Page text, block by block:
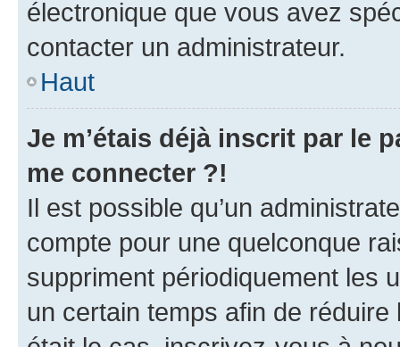
électronique que vous avez
contacter un administrateur.
Haut
Je m’étais déjà inscrit par le
me connecter ?!
Il est possible qu’un
compte pour une quelconque
suppriment périodiquement les
un certain temps afin de